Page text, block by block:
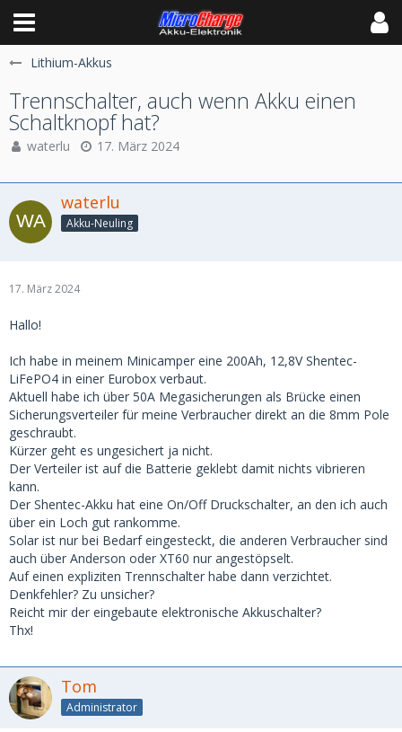
Lithium-Akkus
Trennschalter, auch wenn Akku einen
Schaltknopf hat?
waterlu 17. März 2024
waterlu
Akku-Neuling
17. März 2024
Hallo!
Ich habe in meinem Minicamper eine 200Ah, 12,8V Shentec-
LiFePO4 in einer Eurobox verbaut.
Aktuell habe ich über 50A Megasicherungen als Brücke einen
Sicherungsverteiler für meine Verbraucher direkt an die 8mm Pole
geschraubt.
Kürzer geht es ungesichert ja nicht.
Der Verteiler ist auf die Batterie geklebt damit nichts vibrieren
kann.
Der Shentec-Akku hat eine On/Off Druckschalter, an den ich auch
über ein Loch gut rankomme.
Solar ist nur bei Bedarf eingesteckt, die anderen Verbraucher sind
auch über Anderson oder XT60 nur angestöpselt.
Auf einen expliziten Trennschalter habe dann verzichtet.
Denkfehler? Zu unsicher?
Reicht mir der eingebaute elektronische Akkuschalter?
Thx!
Tom
Administrator